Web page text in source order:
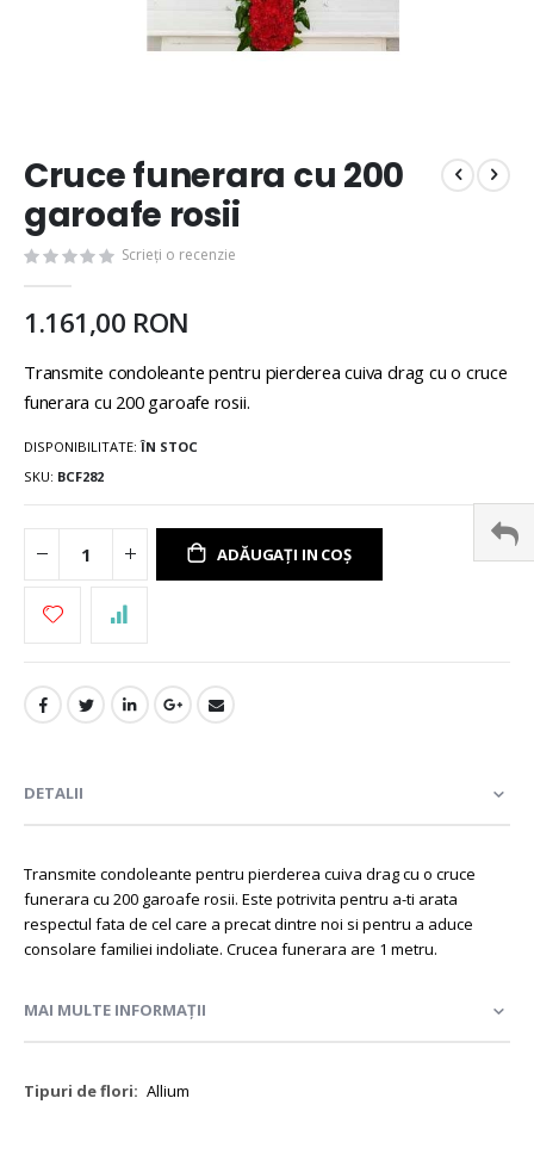
Cruce funerara cu 200
garoafe rosii
Scrieți o recenzie
1.161,00 RON
Transmite condoleante pentru pierderea cuiva drag cu o cruce
funerara cu 200 garoafe rosii.
DISPONIBILITATE: ÎN STOC
SKU BCF282
ADĂUGAȚI IN COȘ
DETALII
Transmite condoleante pentru pierderea cuiva drag cu o cruce
funerara cu 200 garoafe rosii. Este potrivita pentru a-ti arata
respectul fata de cel care a precat dintre noi si pentru a aduce
consolare familiei indoliate. Crucea funerara are 1 metru.
MAI MULTE INFORMAȚII
Mai
Allium